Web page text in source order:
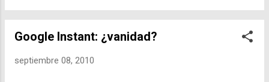
Google Instant: ¿vanidad?
septiembre 08, 2010